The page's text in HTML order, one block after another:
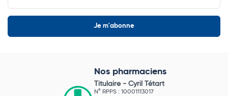
Nos pharmaciens
Titulaire - Cyril Tétart
N° RPPS : 10001113017